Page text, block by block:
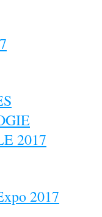
2017
2017